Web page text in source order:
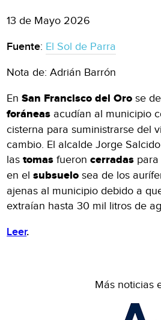
13 de Mayo 2026
Fuente: El Sol de Parra
Nota de: Adrián Barrón
EnSan Francisco del Oro se
foráneas acudían al municipio
cisterna para suministrarse del
cambio. El alcalde Jorge
lastomasfueroncerradas
en elsubsuelosea de los
ajenas al municipio debido a
extraían hasta 30 mil litros de
Leer.
Más noticias